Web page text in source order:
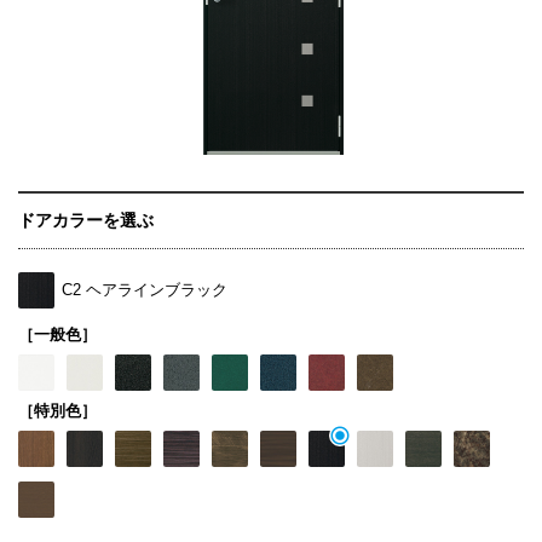
ドアカラーを選ぶ
C2 ヘアラインブラック
［一般色］
［特別色］